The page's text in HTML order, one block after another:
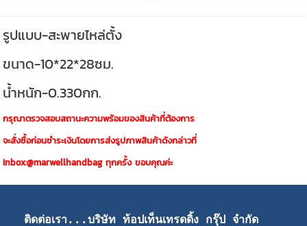
รูปแบบ-สะพายไหล่ตั้ง
ขนาด-10*22*28ซม.
น้ำหนัก-0.330กก.
กรุณาตรวจสอบสถานะความพร้อมของสินค้าที่ต้องการ
จะสั่งซื้อก่อนชำระเงินโดยการส่งรูปภาพสินค้าดังกล่าวที่
Inbox:@marwellhandbag ทุกครั้ง ขอบคุณค่ะ
ติดต่อเรา...บริษัท ท้อปเท็นเทรดดิ้ง กรุ๊ป จำกัด